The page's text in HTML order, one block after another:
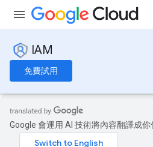
IAM
免費試用
Google 會運用 AI 技術將內容翻譯成你